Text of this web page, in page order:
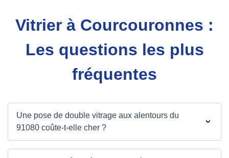
Vitrier à Courcouronnes :
Les questions les plus
fréquentes
Une pose de double vitrage aux alentours du
91080 coûte-t-elle cher ?